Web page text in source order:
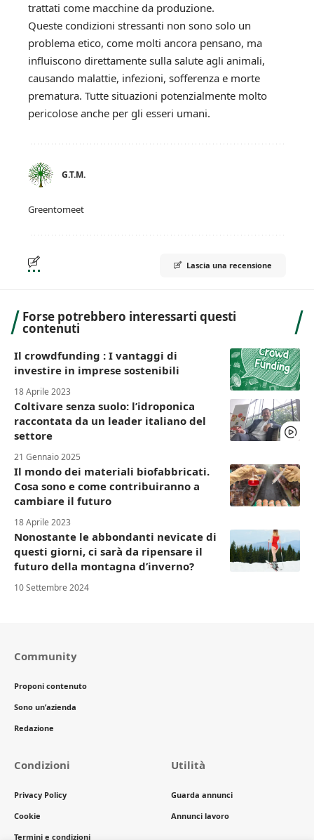
trattati come macchine da produzione.
Queste condizioni stressanti non sono solo un
problema etico, come molti ancora pensano, ma
influiscono direttamente sulla salute agli animali,
causando malattie, infezioni, sofferenza e morte
prematura. Tutte situazioni potenzialmente molto
pericolose anche per gli esseri umani.
G.T.M.
Greentomeet
Lascia una recensione
Forse potrebbero interessarti questi
contenuti
Il crowdfunding : I vantaggi di
investire in imprese sostenibili
18 Aprile 2023
Coltivare senza suolo: l’idroponica
raccontata da un leader italiano del
settore
21 Gennaio 2025
Il mondo dei materiali biofabbricati.
Cosa sono e come contribuiranno a
cambiare il futuro
18 Aprile 2023
Nonostante le abbondanti nevicate di
questi giorni, ci sarà da ripensare il
futuro della montagna d’inverno?
10 Settembre 2024
Community
Proponi contenuto
Sono un’azienda
Redazione
Condizioni
Privacy Policy
Cookie
Termini e condizioni
Utilità
Guarda annunci
Annunci lavoro